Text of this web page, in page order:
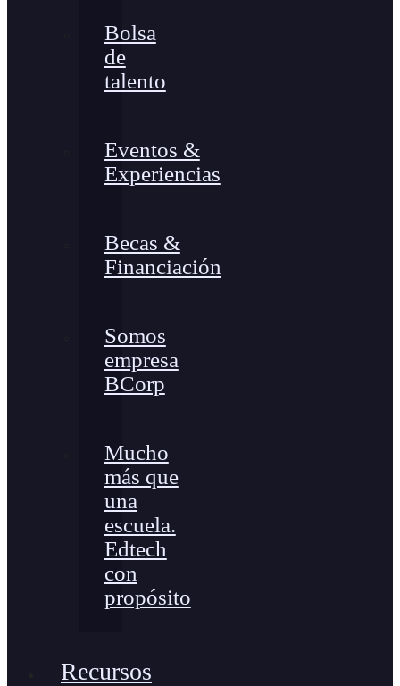
Bolsa
de
talento
Eventos &
Experiencias
Becas &
Financiación
Somos
empresa
BCorp
Mucho
más que
una
escuela.
Edtech
con
propósito
Recursos